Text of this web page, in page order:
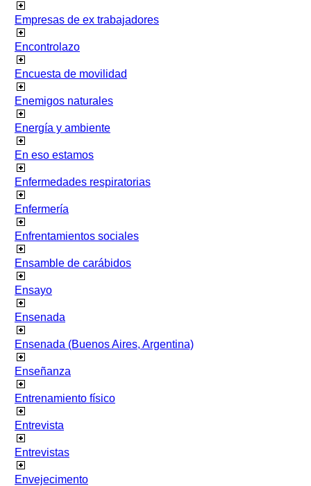
Empresas de ex trabajadores
Encontrolazo
Encuesta de movilidad
Enemigos naturales
Energía y ambiente
En eso estamos
Enfermedades respiratorias
Enfermería
Enfrentamientos sociales
Ensamble de carábidos
Ensayo
Ensenada
Ensenada (Buenos Aires, Argentina)
Enseñanza
Entrenamiento físico
Entrevista
Entrevistas
Envejecimento